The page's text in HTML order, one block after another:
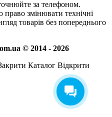
за телефоном.
змінювати технічні
товарів без попереднього
© 2014 - 2026
Каталог Відкрити